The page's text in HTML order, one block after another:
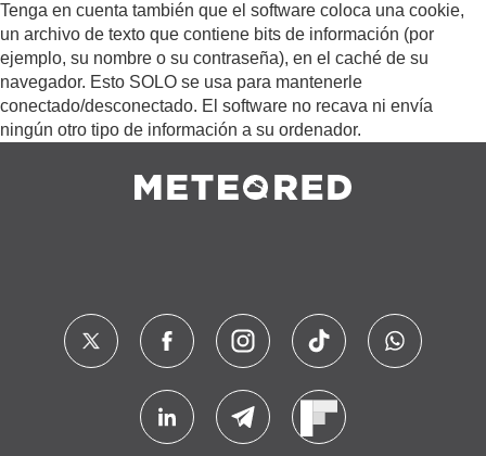
Tenga en cuenta también que el software coloca una cookie,
un archivo de texto que contiene bits de información (por
ejemplo, su nombre o su contraseña), en el caché de su
navegador. Esto SOLO se usa para mantenerle
conectado/desconectado. El software no recava ni envía
ningún otro tipo de información a su ordenador.